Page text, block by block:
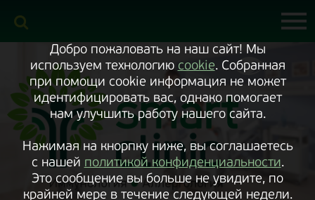
версию
сайта
Добро пожаловать на наш сайт! Мы
используем технологию cookie. Собранная
при помощи cookie информация не может
идентифицировать вас, однако помогает
нам улучшить работу нашего сайта.
Нажимая на кнорпку ниже, вы соглашаетесь
с нашей политикой конфиденциальности.
Это сообщение вы больше не увидите, по
крайней мере в течение следующей недели.